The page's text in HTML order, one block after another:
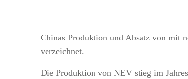
Chinas Produktion und Absatz von mit
verzeichnet.
Die Produktion von NEV stieg im